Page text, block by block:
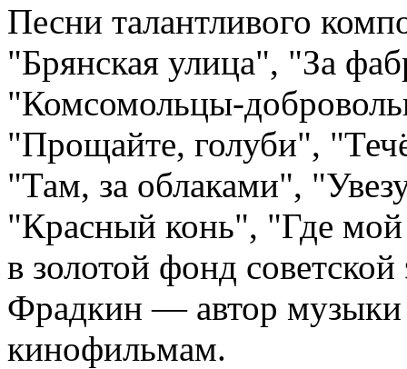
Песни талантливого
"Брянская улица", "За
"Комсомольцы-
"Прощайте, голуби",
"Там, за облаками",
"Красный конь", "Где
в золотой фонд
Фрадкин — автор музыки
кинофильмам.